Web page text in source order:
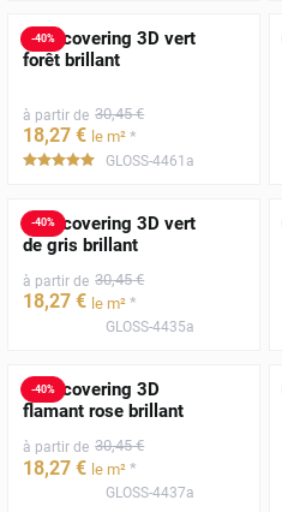
-40%
Film covering 3D vert
forêt brillant
à partir de 30,45 €
18,27 € le m² *
*****
GLOSS-4461a
-40%
Film covering 3D vert
de gris brillant
à partir de 30,45 €
18,27 € le m² *
GLOSS-4435a
-40%
Film covering 3D
flamant rose brillant
à partir de 30,45 €
18,27 € le m² *
GLOSS-4437a